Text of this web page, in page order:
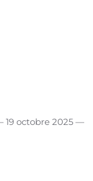
19 octobre 2025 —